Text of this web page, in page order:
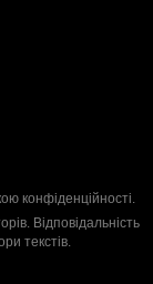
конфіденційності.
Відповідальність
текстів.